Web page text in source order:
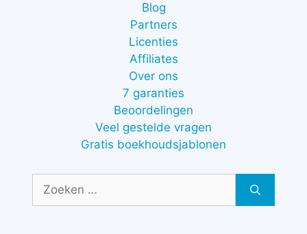
Blog
Partners
Licenties
Affiliates
Over ons
7 garanties
Beoordelingen
Veel gestelde vragen
Gratis boekhoudsjablonen
Zoek